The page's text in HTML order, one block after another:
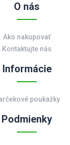
O nás
Ako nakupovať
Kontaktujte nás
Informácie
poukažky
Podmienky